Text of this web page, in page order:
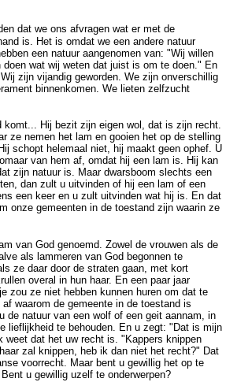
dat we ons afvragen wat er met de
is. Het is omdat we een andere natuur
een natuur aangenomen van: "Wij willen
wat wij weten dat juist is om te doen." En
zijn vijandig geworden. We zijn onverschillig
binnenkomen. We lieten zelfzucht
komt... Hij bezit zijn eigen wol, dat is zijn recht.
ze nemen het lam en gooien het op de stelling
schopt helemaal niet, hij maakt geen ophef. U
van hem af, omdat hij een lam is. Hij kan
zijn natuur is. Maar dwarsboom slechts een
dan zult u uitvinden of hij een lam of een
een keer en u zult uitvinden wat hij is. En dat
onze gemeenten in de toestand zijn waarin ze
van God genoemd. Zowel de vrouwen als de
als lammeren van God begonnen te
ze daar door de straten gaan, met kort
overal in hun haar. En een paar jaar
zou ze niet hebben kunnen huren om dat te
waarom de gemeente in de toestand is
de natuur van een wolf of een geit aannam, in
lieflijkheid te behouden. En u zegt: "Dat is mijn
weet dat het uw recht is. "Kappers knippen
zal knippen, heb ik dan niet het recht?" Dat
voorrecht. Maar bent u gewillig het op te
u gewillig uzelf te onderwerpen?